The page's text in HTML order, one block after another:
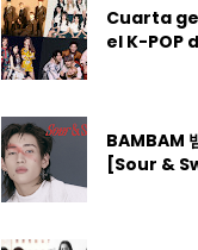
Cuarta
el K-POP
BAMBAM
[Sour &